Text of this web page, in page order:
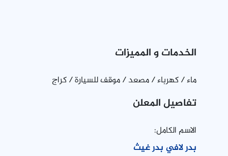
الخدمات و المميزات
ماء / كهرباء / مصعد / موقف للسيارة / كراج
تفاصيل المعلن
الاسم الكامل:
بدر لافي بدر غيث